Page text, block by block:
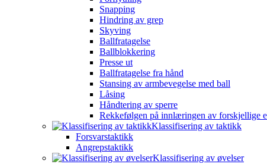
Snapping
Hindring av grep
Skyving
Ballfratagelse
Ballblokkering
Presse ut
Ballfratagelse fra hånd
Stansing av armbevegelse med ball
Låsing
Håndtering av sperre
Rekkefølgen på innlæringen av forskjellige
Klassifisering av taktikk
Forsvarstaktikk
Angrepstaktikk
Klassifisering av øvelser